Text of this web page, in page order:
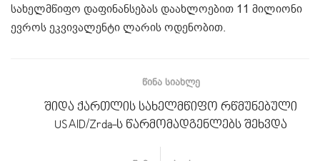
სახელმწიფო დაფინანსებას დაახლოებით 11 მილიონი
ევროს ეკვივალენტი ლარის ოდენობით.
ᲬᲘᲜᲐ ᲡᲘᲐᲮᲚᲔ
შიდა ქართლის სახელმწიფო რწმუნებული
USAID/Zrda-ს წარმომადგენლებს შეხვდა